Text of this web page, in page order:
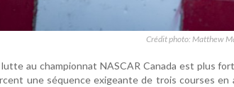
Crédit photo: Matthew
au championnat NASCAR Canada est plus
une séquence exigeante de trois courses en